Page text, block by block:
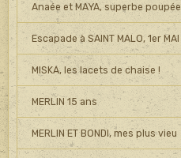
Anaée et MAYA, superbe poupée
Escapade à SAINT MALO, 1er MAI
MISKA, les lacets de chaise !
MERLIN 15 ans
MERLIN ET BONDI, mes plus vieu